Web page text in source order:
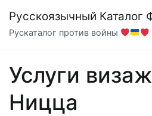
содержимому
Русскоязычный Каталог
Рускаталог против войны
Услуги
Ницца